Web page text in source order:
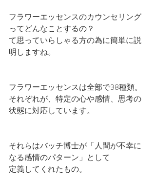
フラワーエッセンスのカウンセリング
ってどんなことするの？
て思っていらしゃる方の為に簡単に説
明しますね。
フラワーエッセンスは全部で38種類。
それぞれが、特定の心や感情、思考の
状態に対応しています。
それらはバッチ博士が「人間が不幸に
なる感情のパターン」として
定義してくれたもの。